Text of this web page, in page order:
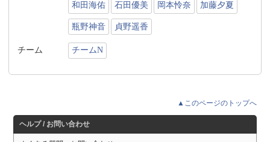
和田海佑 石田優美 岡本怜奈 加藤夕夏
瓶野神音 貞野遥香
チーム チームN
▲このページのトップへ
ヘルプ / お問い合わせ